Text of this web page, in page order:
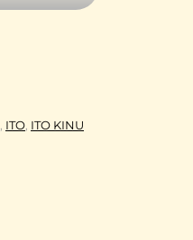
, ITO, ITO KINU